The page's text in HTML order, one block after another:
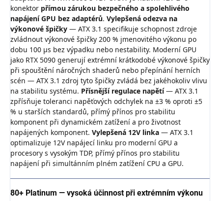
konektor přímou zárukou bezpečného a spolehlivého
napájení GPU bez adaptérů. Vylepšená odezva na
výkonové špičky — ATX 3.1 specifikuje schopnost zdroje
zvládnout výkonové špičky 200 % jmenovitého výkonu po
dobu 100 μs bez výpadku nebo nestability. Moderní GPU
jako RTX 5090 generují extrémní krátkodobé výkonové špičky
při spouštění náročných shaderů nebo přepínání herních
scén — ATX 3.1 zdroj tyto špičky zvládá bez jakéhokoliv vlivu
na stabilitu systému. Přísnější regulace napětí— ATX 3.1
zpřísňuje toleranci napěťových odchylek na ±3 % oproti ±5
% u starších standardů, přímý přínos pro stabilitu
komponent při dynamickém zatížení a pro životnost
napájených komponent. Vylepšená 12V linka — ATX 3.1
optimalizuje 12V napájecí linku pro moderní GPU a
procesory s vysokým TDP, přímý přínos pro stabilitu
napájení při simultánním plném zatížení CPU a GPU.
80+ Platinum — vysoká účinnost při extrémním výkonu